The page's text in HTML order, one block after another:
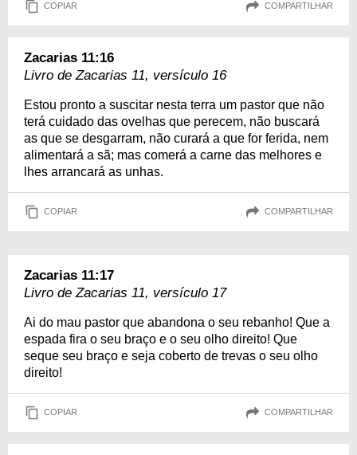
COPIAR COMPARTILHAR
Zacarias 11:16
Livro de Zacarias 11, versículo 16
Estou pronto a suscitar nesta terra um pastor que não
terá cuidado das ovelhas que perecem, não buscará
as que se desgarram, não curará a que for ferida, nem
alimentará a sã; mas comerá a carne das melhores e
lhes arrancará as unhas.
COPIAR COMPARTILHAR
Zacarias 11:17
Livro de Zacarias 11, versículo 17
Ai do mau pastor que abandona o seu rebanho! Que a
espada fira o seu braço e o seu olho direito! Que
seque seu braço e seja coberto de trevas o seu olho
direito!
COPIAR COMPARTILHAR